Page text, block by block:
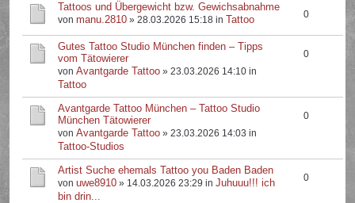
Tattoos und Übergewicht bzw. Gewichsabnahme
vonmanu.2810 » 28.03.2026 15:18 in Tattoo 0
Gutes Tattoo Studio München finden – Tipps
vom Tätowierer
vonAvantgarde Tattoo » 23.03.2026 14:10 in
Tattoo
0
Avantgarde Tattoo München – Tattoo Studio
München Tätowierer
vonAvantgarde Tattoo » 23.03.2026 14:03 in
Tattoo-Studios
0
Artist Suche ehemals Tattoo you Baden Baden
vonuwe8910 » 14.03.2026 23:29 inJuhuuu!!! ich
bin drin...
0